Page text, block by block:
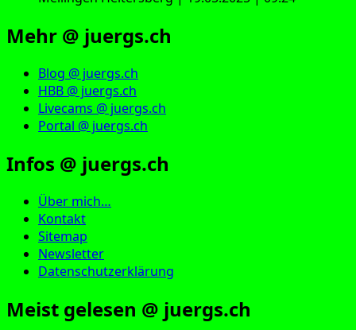
Mehr @ juergs.ch
Blog @ juergs.ch
HBB @ juergs.ch
Livecams @ juergs.ch
Portal @ juergs.ch
Infos @ juergs.ch
Über mich…
Kontakt
Sitemap
Newsletter
Datenschutzerklärung
Meist gelesen @ juergs.ch